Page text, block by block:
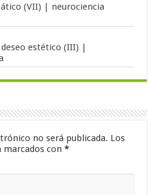
(VII) | neurociencia
estético (III) |
no será publicada. Los
marcados con*